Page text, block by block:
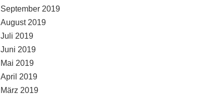
September 2019
August 2019
Juli 2019
Juni 2019
Mai 2019
April 2019
März 2019